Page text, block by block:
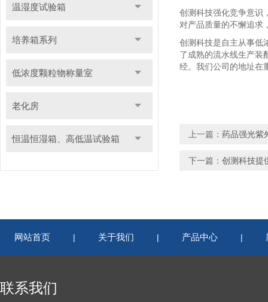
温湿度试验箱
培养箱系列
低浓度颗粒物称量室
老化房
恒温恒湿箱、高低温试验箱
创测科技强化竞争意识
对产品质量的不懈追求
创测科技是自主从事低
了成熟的流水线生产装
经。我们公司的地址在
上一篇： 药品强光紫
下一篇： 创测科技提
网站首页 | 关于我们 | 产品中心 |
联系我们